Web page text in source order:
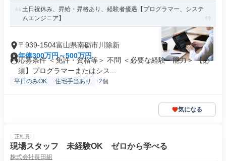
土日祝休み、昇給・昇格あり、経験者優遇【プログラマー、システ
ムエンジニア】
〒939-1504富山県南砺市川除新
年俸300万円～500万円
応募条件 ＜免許・資格等＞ 不問 ＜必要な経験・能力＞ 【必
須】プログラマーまたはシス...
平日のみOK 住宅手当あり +2個
気になる
正社員
現場スタッフ 未経験OK ゼロから学べる
株式会社長田組